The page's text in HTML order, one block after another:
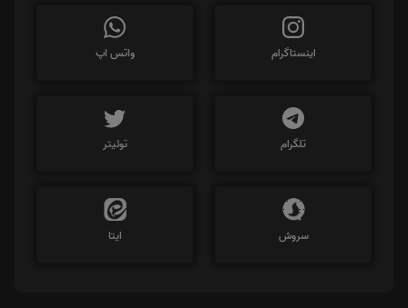
اینستاگرام واتس اپ
تلگرام توئیتر
سروش ایتا